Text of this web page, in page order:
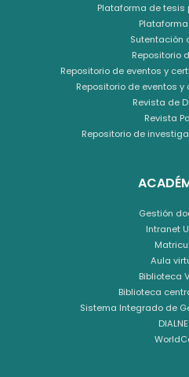
Plataforma de
Plataforma
Sutentación
Repositorio
Repositorio de eventos y
Repositorio de eventos y
Revista de
Revista
Repositorio de
Gestión
Intranet
Aula
Biblioteca
Biblioteca
Sistema Integrado de